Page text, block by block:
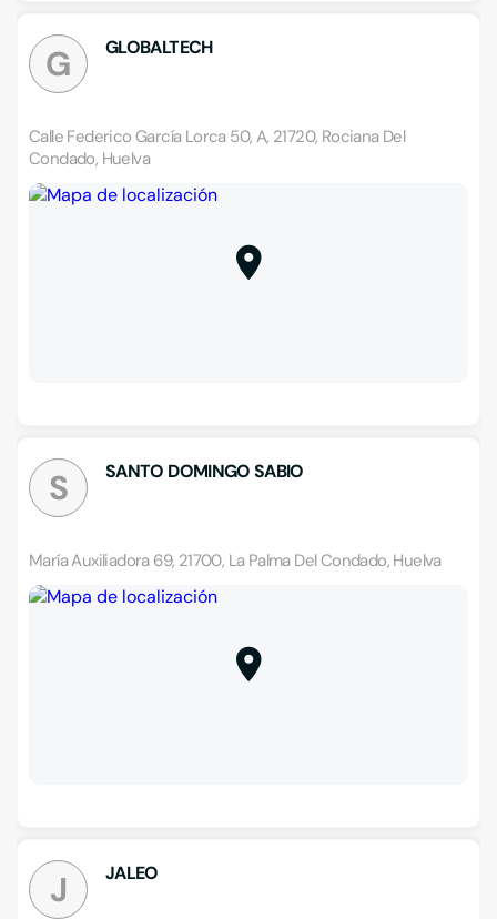
G GLOBALTECH
Calle Federico García Lorca 50, A, 21720, Rociana Del
Condado, Huelva
S SANTO DOMINGO SABIO
María Auxiliadora 69, 21700, La Palma Del Condado, Huelva
J JALEO